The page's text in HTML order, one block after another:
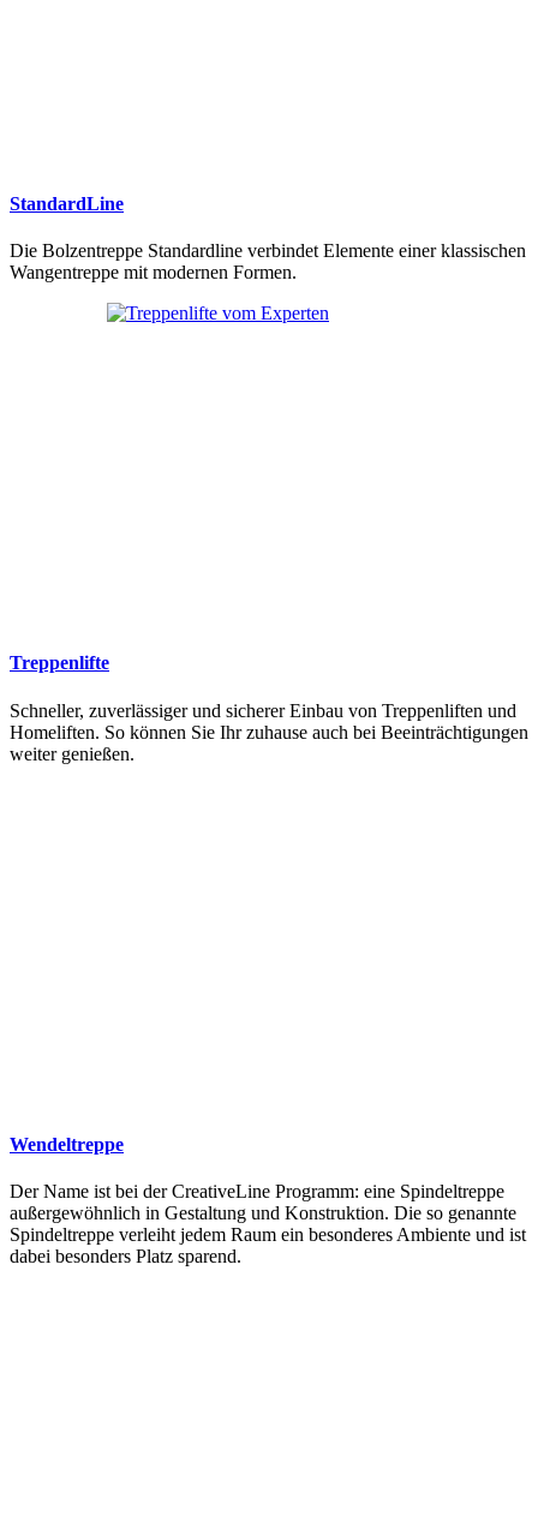
StandardLine
Die Bolzentreppe Standardline verbindet Elemente einer klassischen
Wangentreppe mit modernen Formen.
Treppenlifte
Schneller, zuverlässiger und sicherer Einbau von Treppenliften und
Homeliften. So können Sie Ihr zuhause auch bei Beeinträchtigungen
weiter genießen.
Wendeltreppe
Der Name ist bei der CreativeLine Programm: eine Spindeltreppe
außergewöhnlich in Gestaltung und Konstruktion. Die so genannte
Spindeltreppe verleiht jedem Raum ein besonderes Ambiente und ist
dabei besonders Platz sparend.